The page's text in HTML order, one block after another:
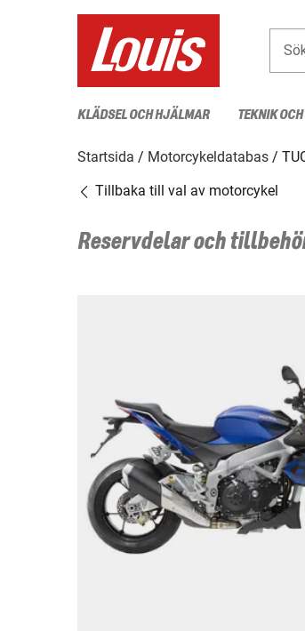
KLÄDSEL OCH HJÄLMAR TEKNIK
Startsida Motorcykeldatabas
Tillbaka till val av motorcykel
Reservdelar och